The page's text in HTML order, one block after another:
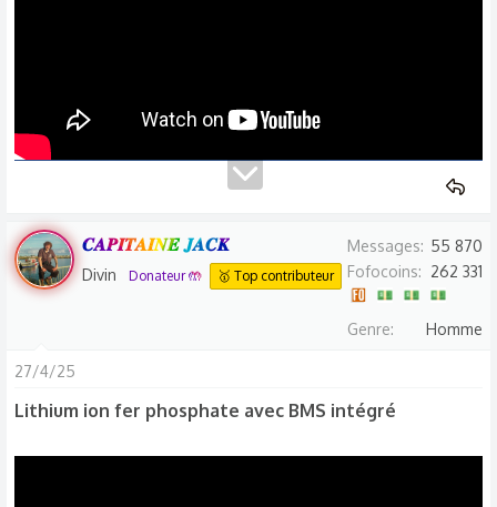
𝑪𝑨𝑷𝑰𝑻𝑨𝑰𝑵𝑬 𝑱𝑨𝑪𝑲
Divin Donateur 🤲 🥇 Top contributeur
Messages
55 870
Fofocoins
262 331
Genre Homme
27/4/25
Lithium ion fer phosphate avec BMS intégré